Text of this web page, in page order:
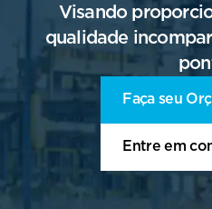
Visando
qualidade
Faça seu
Entre em